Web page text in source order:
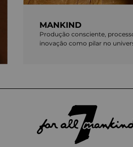
MANKIND
Produção consciente,
inovação como pilar no